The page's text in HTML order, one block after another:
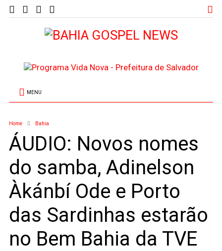
MENU
Home Bahia
ÁUDIO: Novos nomes
do samba, Adinelson
Àkánbí Ode e Porto
das Sardinhas estarão
no Bem Bahia da TVE